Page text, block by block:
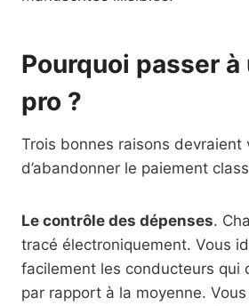
Pourquoi passer
pro ?
Trois bonnes raisons devraient
d’abandonner le paiement
Le contrôle des dépenses.
tracé électroniquement. Vous
facilement les conducteurs qui
par rapport à la moyenne.